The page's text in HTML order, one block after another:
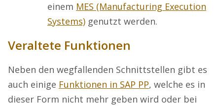
einem MES (Manufacturing Execution
Systems) genutzt werden.
Veraltete Funktionen
Neben den wegfallenden Schnittstellen gibt es
auch einige Funktionen in SAP PP, welche es in
dieser Form nicht mehr geben wird oder bei